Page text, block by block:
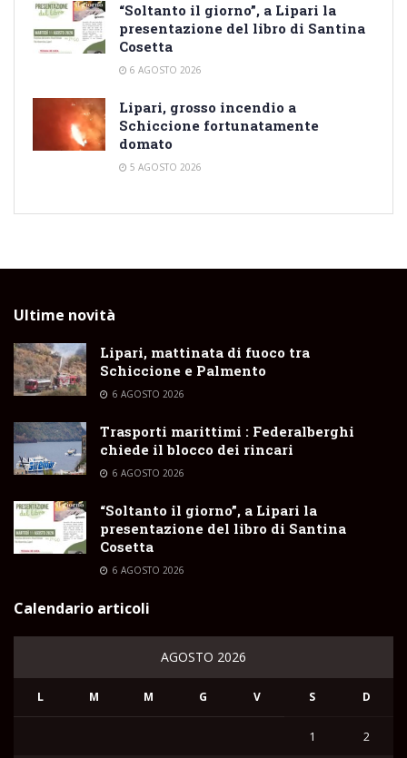
“Soltanto il giorno”, a Lipari la
presentazione del libro di Santina
Cosetta
6 AGOSTO 2026
Lipari, grosso incendio a
Schiccione fortunatamente
domato
5 AGOSTO 2026
Ultime novità
Lipari, mattinata di fuoco tra
Schiccione e Palmento
6 AGOSTO 2026
Trasporti marittimi : Federalberghi
chiede il blocco dei rincari
6 AGOSTO 2026
“Soltanto il giorno”, a Lipari la
presentazione del libro di Santina
Cosetta
6 AGOSTO 2026
Calendario articoli
AGOSTO 2026
L M M G V S D
1 2